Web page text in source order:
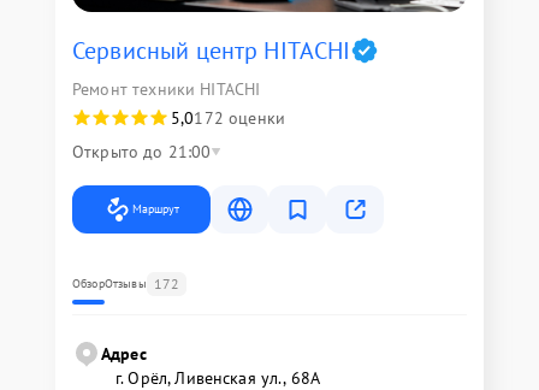
Сервисный центр HITACHI
Ремонт техники HITACHI
5,0172 оценки
Открыто до 21:00
Маршрут
ОбзорОтзывы 172
Адрес
г. Орёл, Ливенская ул., 68А